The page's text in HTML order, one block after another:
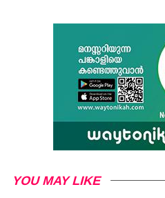
YOU MAY LIKE